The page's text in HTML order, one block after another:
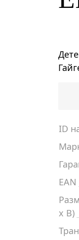
ID
EAN
x В)